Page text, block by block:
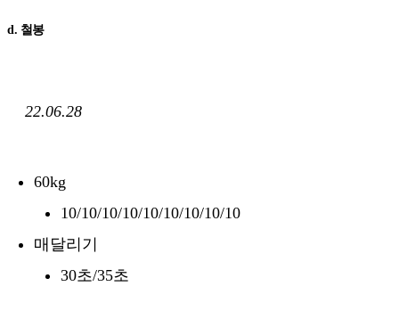
d. 철봉
22.06.28
60kg
10/10/10/10/10/10/10/10/10
매달리기
30초/35초